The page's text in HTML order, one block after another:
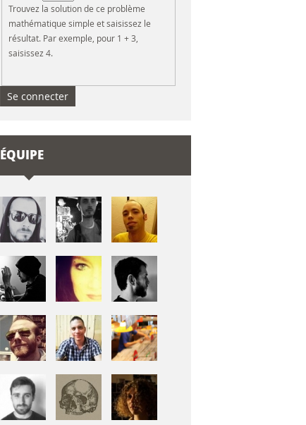
Trouvez la solution de ce problème
mathématique simple et saisissez le
résultat. Par exemple, pour 1 + 3,
saisissez 4.
ÉQUIPE